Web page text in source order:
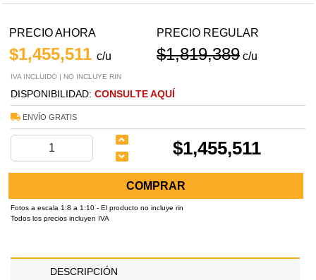
PRECIO AHORA
$1,455,511 c/u
PRECIO REGULAR
$1,819,389 c/u
IVA INCLUIDO | NO INCLUYE RIN
DISPONIBILIDAD: CONSULTE AQUÍ
ENVÍO GRATIS
$1,455,511
COMPRAR
Fotos a escala 1:8 a 1:10 - El producto no incluye rin
Todos los precios incluyen IVA
DESCRIPCIÓN